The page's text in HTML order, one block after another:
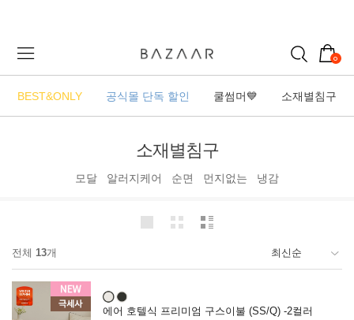
0
BEST&ONLY 공식몰 단독 할인 쿨썸머💙 소재별침구
소재별침구
모달 알러지케어 순면 먼지없는 냉감
전체 13개
에어 호텔식 프리미엄 구스이불 (SS/Q) -2컬러